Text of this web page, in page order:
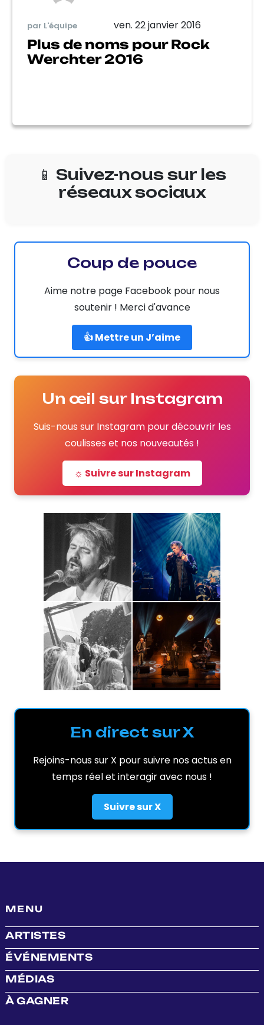
par L'équipe ven. 22 janvier 2016
Plus de noms pour Rock
Werchter 2016
📱 Suivez-nous sur les
réseaux sociaux
Coup de pouce
Aime notre page Facebook pour nous
soutenir ! Merci d'avance
👍 Mettre un J’aime
Un œil sur Instagram
Suis-nous sur Instagram pour découvrir les
coulisses et nos nouveautés !
☼ Suivre sur Instagram
En direct sur X
Rejoins-nous sur X pour suivre nos actus en
temps réel et interagir avec nous !
Suivre sur X
MENU
ARTISTES
ÉVÉNEMENTS
MÉDIAS
À GAGNER